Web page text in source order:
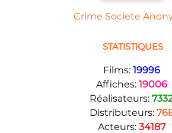
Crime Societe
STATISTIQUES
Films: 19996
Affiches: 19006
Réalisateurs:
Distributeurs:
Acteurs: 34187